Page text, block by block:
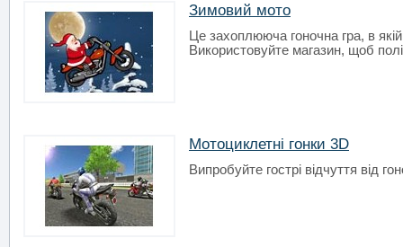
Зимовий мото
Це захоплююча гоночна гра, в
Використовуйте магазин, щоб
Мотоциклетні гонки 3D
Випробуйте гострі відчуття від